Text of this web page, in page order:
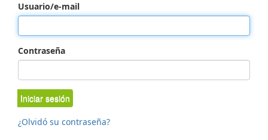
Usuario/e-mail
Contraseña
Iniciar sesión
¿Olvidó su contraseña?